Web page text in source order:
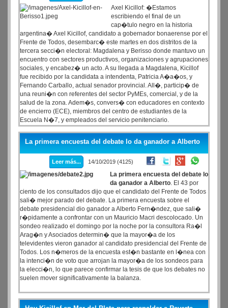
Axel Kicillof: �Estamos
escribiendo el final de un
cap�tulo negro en la historia
argentina� Axel Kicillof, candidato a gobernador bonaerense por el
Frente de Todos, desembarc� este martes en dos distritos de la
tercera secci�n electoral: Magdalena y Berisso donde mantuvo un
encuentro con sectores productivos, organizaciones y agrupaciones
sociales, y encabez� un acto. A su llegada a Magdalena, Kicillof
fue recibido por la candidata a intendenta, Patricia A�a�os, y
Fernando Carballo, actual senador provincial. All�, particip� de
una reuni�n con referentes del sector PyMEs, comercial, y de la
salud de la zona. Adem�s, convers� con educadores en contexto
de encierro (ECE), miembros del centro de estudiantes de la
Escuela N�7, y empleados del servicio penitenciario.
La primera encuesta del debate lo da ganador a Alberto
Leer más... 14/10/2019 (4125)
La primera encuesta del debate lo
da ganador a Alberto. El 43 por
ciento de los consultados dijo que el candidato del Frente de Todos
sali� mejor parado del debate. La primera encuesta sobre el
debate presidencial dio ganador a Alberto Fern�ndez, que sali�
r�pidamente a confrontar con un Mauricio Macri descolocado. Un
sondeo realizado el domingo por la noche por la consultora Ra�l
Arag�n y Asociados determin� que la mayor�a de los
televidentes vieron ganador al candidato presidencial del Frente de
Todos. Los n�meros de la encuesta est�n bastante en l�nea con
la intenci�n de voto que arrojan la mayor�a de los sondeos para
la elecci�n, lo que parece confirmar la tesis de que los debates no
suelen mover significativamente la balanza.